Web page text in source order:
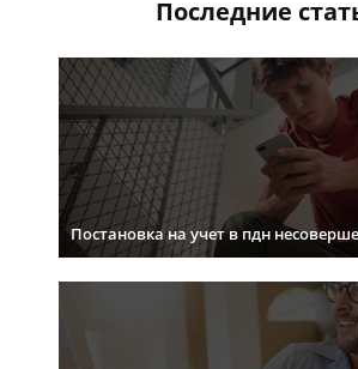
Последние
Постановка на учет в пдн